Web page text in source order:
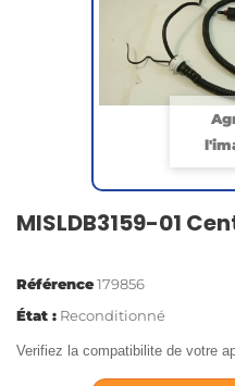
MISLDB3159-01
Référence179856
État : Reconditionné
Verifiez la compatibilite de votre